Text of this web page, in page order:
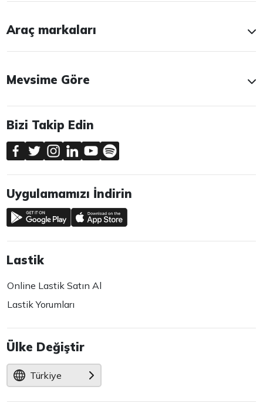
Araç markaları
Mevsime Göre
Bizi Takip Edin
Uygulamamızı İndirin
Lastik
Online Lastik Satın Al
Lastik Yorumları
Ülke Değiştir
Türkiye